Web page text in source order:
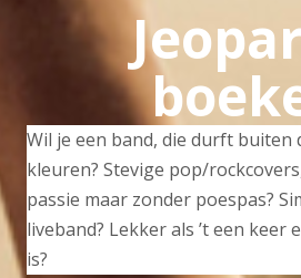
Wil je een band, die durft buiten
kleuren? Stevige pop/
passie maar zonder poespas?
liveband? Lekker als ’t een keer
is?